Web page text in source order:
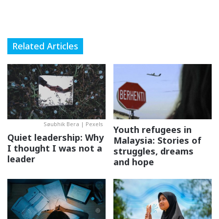
ianya tidak baik. Salah! Anda tahu apa lagi yang semula
Yesss!
3. Kan, ni semua keputusan kita sendiri!
Related Articles
Søubhik Bera | Pexels
Quiet leadership: Why
I thought I was not a
leader
Youth refugees in
Malaysia: Stories of
struggles, dreams
and hope